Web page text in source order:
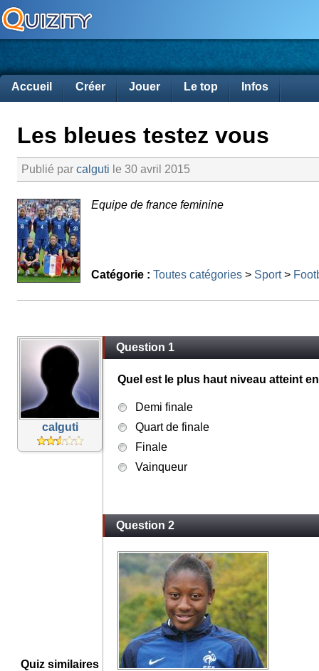
Accueil Créer Jouer Le top Infos
Les bleues testez vous
Publié par calguti le 30 avril 2015
Equipe de france feminine
Catégorie : Toutes catégories > Sport>
calguti
Quiz similaires
Question 1
Quel est le plus haut niveau atteint
Demi finale
Quart de finale
Finale
Vainqueur
Question 2